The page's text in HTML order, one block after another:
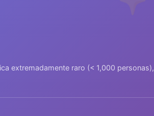
extremadamente raro (< 1,000 personas),